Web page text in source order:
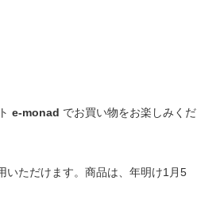
e-monad でお買い物をお楽しみくだ
いただけます。商品は、年明け1月5